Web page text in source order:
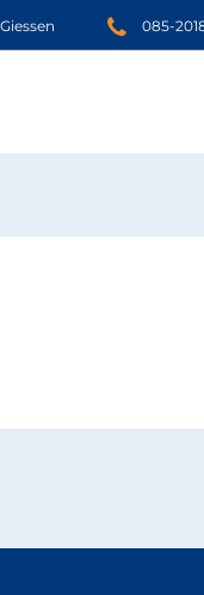
085-